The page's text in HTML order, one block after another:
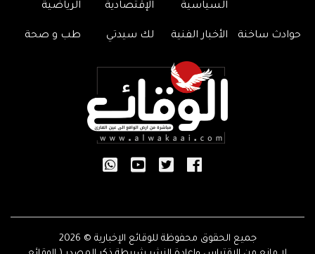
السياسية
الإقتصادية
الرياضية
حوادث ساخنة الأخبار الفنية لك سيدتي طب و صحة
جميع الحقوق محفوظة للوقائع الإخبارية © 2026